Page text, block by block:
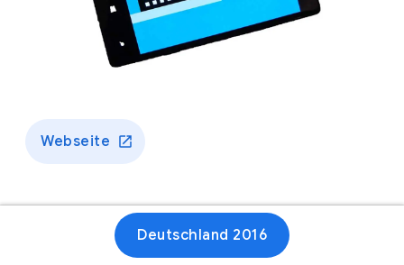
Webseite
Deutschland 2016